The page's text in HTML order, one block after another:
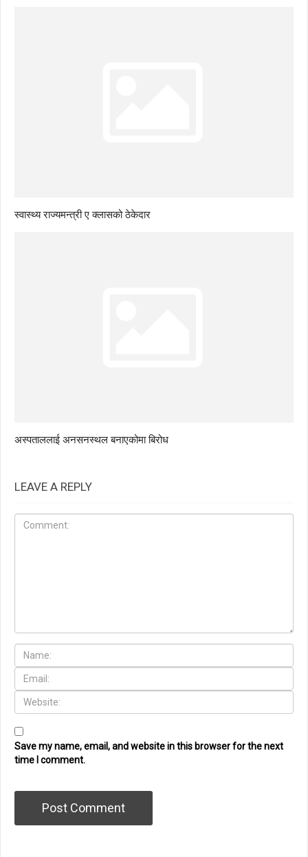
स्वास्थ्य राज्यमन्त्री ए क्लासको ठेकेदार
अस्पताललाई अनसनस्थल बनाएकोमा बिरोध
LEAVE A REPLY
Save my name, email, and website in this browser for the next
time I comment.